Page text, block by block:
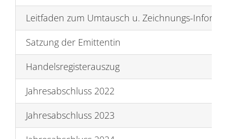
Leitfaden zum Umtausch u. Zeichnungs-
Satzung der Emittentin
Handelsregisterauszug
Jahresabschluss 2022
Jahresabschluss 2023